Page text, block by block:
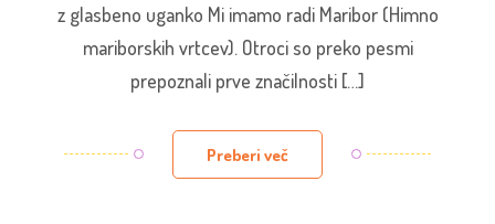
z glasbeno uganko Mi imamo radi Maribor (Himno
mariborskih vrtcev). Otroci so preko pesmi
prepoznali prve značilnosti […]
Preberi več